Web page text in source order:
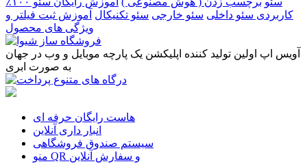
کاربردی سئو داخلی سئو خارجی سئو تکنیکال آموزش ثبت فیلتر و
ویژگی های محصول
آویس اپ اولین تولید کننده اپلیکشن یک پارچه موبایل و وب در جهان
به صورت ابری
هاست رایگان حرفه ای
انبار داری آنلاین
سیستم صندوق فروشگاهی
منو QR و سفارش آنلاین